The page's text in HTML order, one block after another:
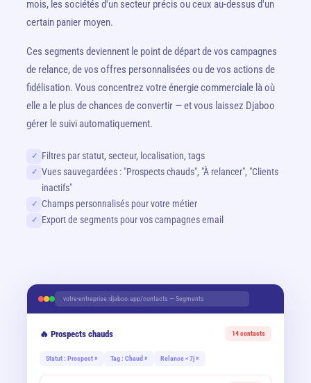
mois, les sociétés d'un secteur précis ou ceux au-dessus d'un
certain panier moyen.
Ces segments deviennent le point de départ de vos campagnes
de relance, de vos offres personnalisées ou de vos actions de
fidélisation. Vous concentrez votre énergie commerciale là où
elle a le plus de chances de convertir — et vous laissez Djaboo
gérer le suivi automatiquement.
✓ Filtres par statut, secteur, localisation, tags
✓ Vues sauvegardées : "Prospects chauds", "À relancer", "Clients
inactifs"
✓ Champs personnalisés pour votre métier
✓ Export de segments pour vos campagnes email
votre-entreprise.djaboo.app/contacts — Segments
🔥 Prospects chauds 14 contacts
Statut : Prospect × Tag : Chaud × Relance < 7j ×